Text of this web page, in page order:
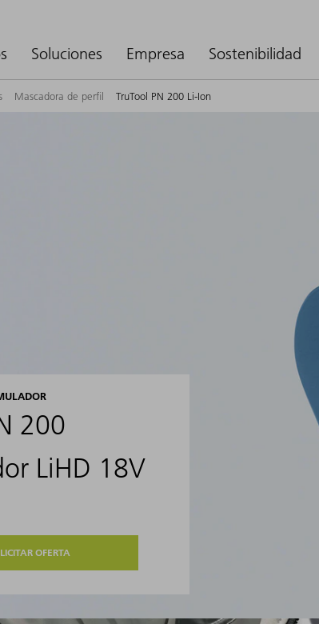
Soluciones Empresa Sostenibilidad
Mascadora de perfil TruTool PN 200 Li-Ion
200
LiHD 18V
OFERTA